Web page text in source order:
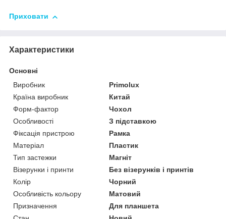
Приховати
Характеристики
Основні
Виробник
Primolux
Країна виробник
Китай
Форм-фактор
Чохол
Особливості
З підставкою
Фіксація пристрою
Рамка
Матеріал
Пластик
Тип застежки
Магніт
Візерунки і принти
Без візерунків і принтів
Колір
Чорний
Особливість кольору
Матовий
Призначення
Для планшета